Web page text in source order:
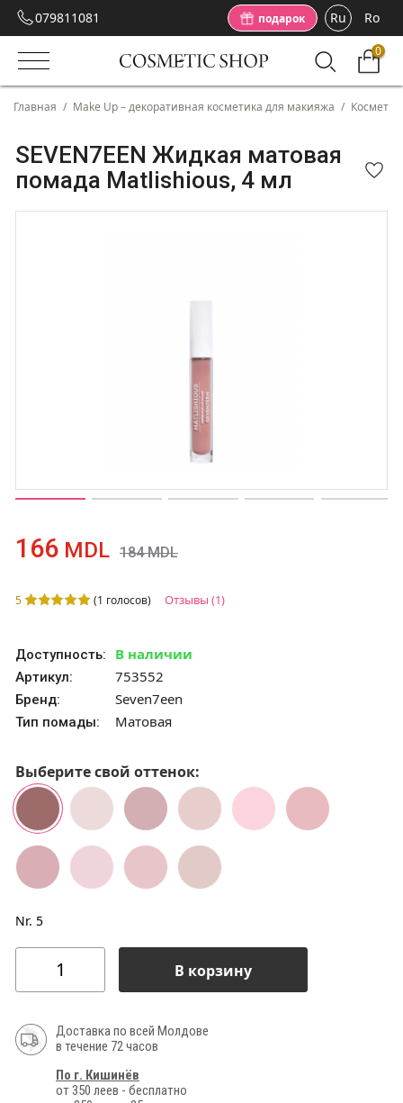
079811081 подарок Ru Ro
0
Главная / Make Up – декоративная косметика для макияжа /
SEVEN7EEN Жидкая матовая
помада Matlishious, 4 мл
166 MDL 184MDL
5 (1 голосов) Отзывы (1)
Доступность: В наличии
Артикул: 753552
Бренд: Seven7een
Тип помады: Матовая
Выберите свой оттенок:
Nr. 5
В корзину
Доставка по всей Молдове
в течение 72 часов
По г. Кишинёв
от 350 леев - бесплатно